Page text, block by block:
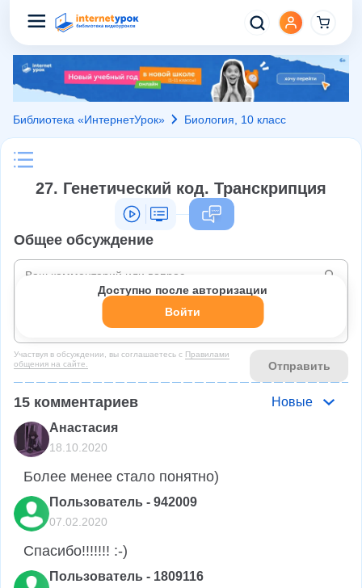
Библиотека «ИнтернетУрок» Биология, 10 класс
27. Генетический код. Транскрипция
Общее обсуждение
Участвуя в обсуждении, вы соглашаетесь c Правилами
общения на сайте.
Отправить
Доступно после авторизации
Войти
15 комментариев
Новые
Анастасия
18.10.2020
Более менее стало понятно)
Пользователь - 942009
07.02.2020
Спасибо!!!!!!! :-)
Пользователь - 1809116